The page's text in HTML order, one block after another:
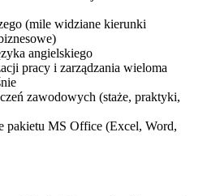
(mile widziane kierunki
angielskiego
pracy i zarządzania wieloma
zawodowych (staże, praktyki,
pakietu MS Office (Excel, Word,